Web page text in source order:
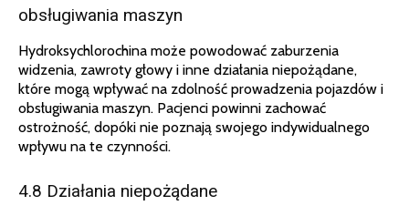
obsługiwania maszyn
Hydroksychlorochina może powodować zaburzenia
widzenia, zawroty głowy i inne działania niepożądane,
które mogą wpływać na zdolność prowadzenia pojazdów i
obsługiwania maszyn. Pacjenci powinni zachować
ostrożność, dopóki nie poznają swojego indywidualnego
wpływu na te czynności.
4.8 Działania niepożądane